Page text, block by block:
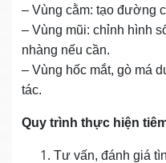
– Vùng cằm: tạo đường
– Vùng mũi: chỉnh hình
nhàng nếu cần.
– Vùng hốc mắt, gò má
tác.
Quy trình thực hiện
Tư vấn, đánh giá